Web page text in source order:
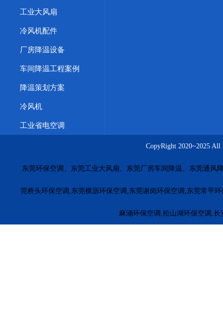
工业大风扇
冷风机配件
厂房降温设备
车间降温工程案例
降温策划方案
冷风机
工业省电空调
CopyRight 2020~2025
东莞环保空调、东莞工业大风扇、东莞厂房车间降温、东莞通
莞桥头环保空调,东莞横沥环保空调,东莞谢岗环保空调,东莞常平
麻涌环保空调,松山湖环保空调,